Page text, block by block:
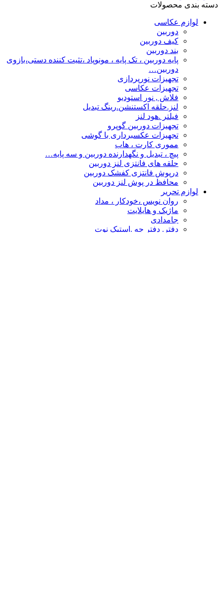
دسته بندی محصولات
لوازم عکاسی
دوربین
کیف دوربین
بند دوربین
پایه دوربین ، تک پایه ، مونوپاد ،تثیت کننده دستی،بازوی
دوربین…
تجهیزات نورپردازی
تجهیزات عکاسی
فلاش , نور استودیو
لنز.حلقه اکستنشن.رینگ تبدیل
فیلتر .هود لنز
تجهیزات دوربین گوپرو
تجهیزات عکسبرداری با گوشی
مموری کارت ، هاب
پیچ ، تبدیل و نگهدارنده دوربین و سه پایه…
حلقه های فانتزی لنز دوربین
درپوش فانتزی کفشک دوربین
محافظ در پوش لنز دوربین
لوازم تحریر
روان نویس ،خودکار ، مداد
ماژیک و هایلایت
جامدادی
دفتر. دفتر چه .استیک نوت